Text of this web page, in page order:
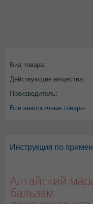
Вид товара:
Действующие вещества:
Производитель:
Все аналогичные товары
Инструкция по
Алтайский
бальзам